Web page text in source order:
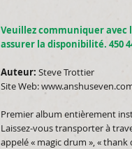
Veuillez communiquer avec
assurer la disponibilité. 450
Auteur: Steve Trottier
Site Web:
Premier album entièrement
Laissez-vous transporter à
appelé « magic drum », «